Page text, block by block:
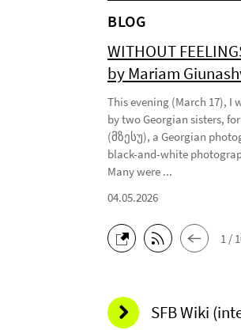
BLOG
WITHOUT
by Mariam
This evening (March 17), I
by two Georgian sisters,
(მზესუ), a Georgian
black-and-white
Many were ...
04.05.2026
1 /
SFB Wiki